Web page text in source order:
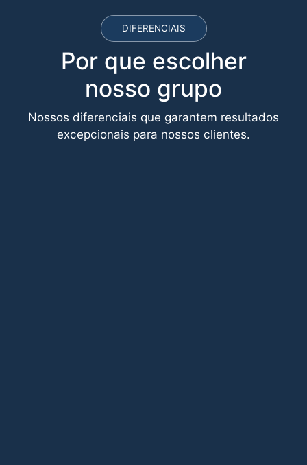
DIFERENCIAIS
Por que escolher
nosso grupo
Nossos diferenciais que garantem resultados
excepcionais para nossos clientes.